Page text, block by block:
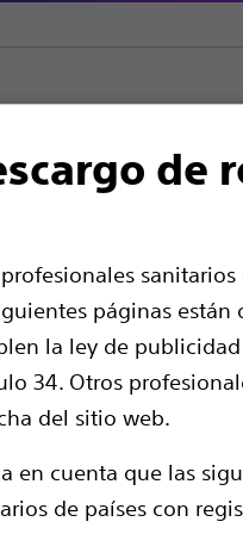
de
profesionales
páginas
la ley de publicidad
34. Otros
del sitio web.
en cuenta que las
de países con
Acceso biliar
RX
técnicas